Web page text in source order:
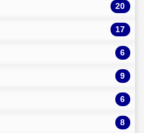
20
17
6
9
6
8